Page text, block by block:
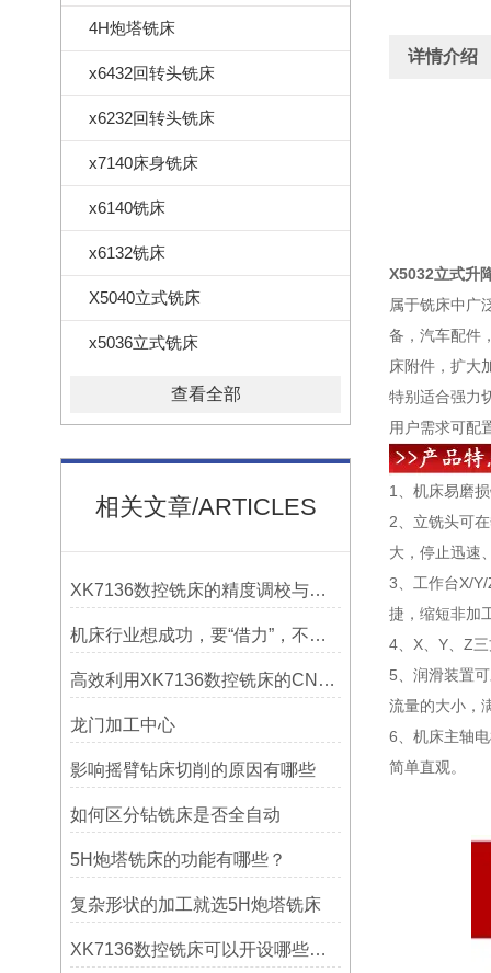
4H炮塔铣床
x6432回转头铣床
x6232回转头铣床
x7140床身铣床
x6140铣床
x6132铣床
X5040立式铣床
x5036立式铣床
查看全部
相关文章/ARTICLES
XK7136数控铣床的精度调校与性能优化
机床行业想成功，要“借力”，不要“尽力”！
高效利用XK7136数控铣床的CNC系统？
龙门加工中心
影响摇臂钻床切削的原因有哪些
如何区分钻铣床是否全自动
5H炮塔铣床的功能有哪些？
复杂形状的加工就选5H炮塔铣床
XK7136数控铣床可以开设哪些考核项目？
详情介绍
X5032立式升
属于铣床中广
备，汽车配件
床附件，扩大
特别适合强力
用户需求可配
1、机床易磨
2、立铣头可
大，停止迅速
3、工作台X/
捷，缩短非加
4、X、Y、Z
5、润滑装置
流量的大小，
6、机床主轴
简单直观。